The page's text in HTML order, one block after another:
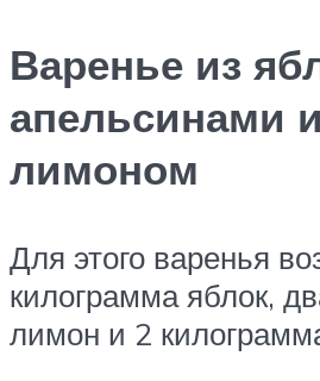
Варенье из
апельсинами и
лимоном
Для этого варенья
килограмма яблок,
лимон и 2